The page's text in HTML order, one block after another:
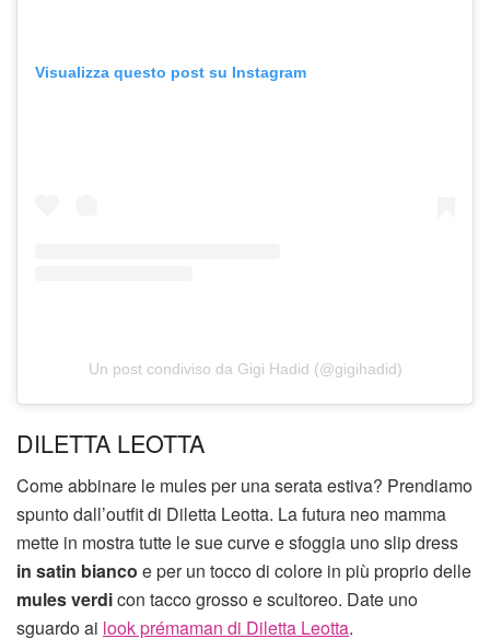
Visualizza questo post su Instagram
Un post condiviso da Gigi Hadid (@gigihadid)
DILETTA LEOTTA
Come abbinare le mules per una serata estiva? Prendiamo
spunto dall’outfit di Diletta Leotta. La futura neo mamma
mette in mostra tutte le sue curve e sfoggia uno slip dress
in satin bianco e per un tocco di colore in più proprio delle
mules verdicon tacco grosso e scultoreo. Date uno
sguardo ai look prémaman di Diletta Leotta.